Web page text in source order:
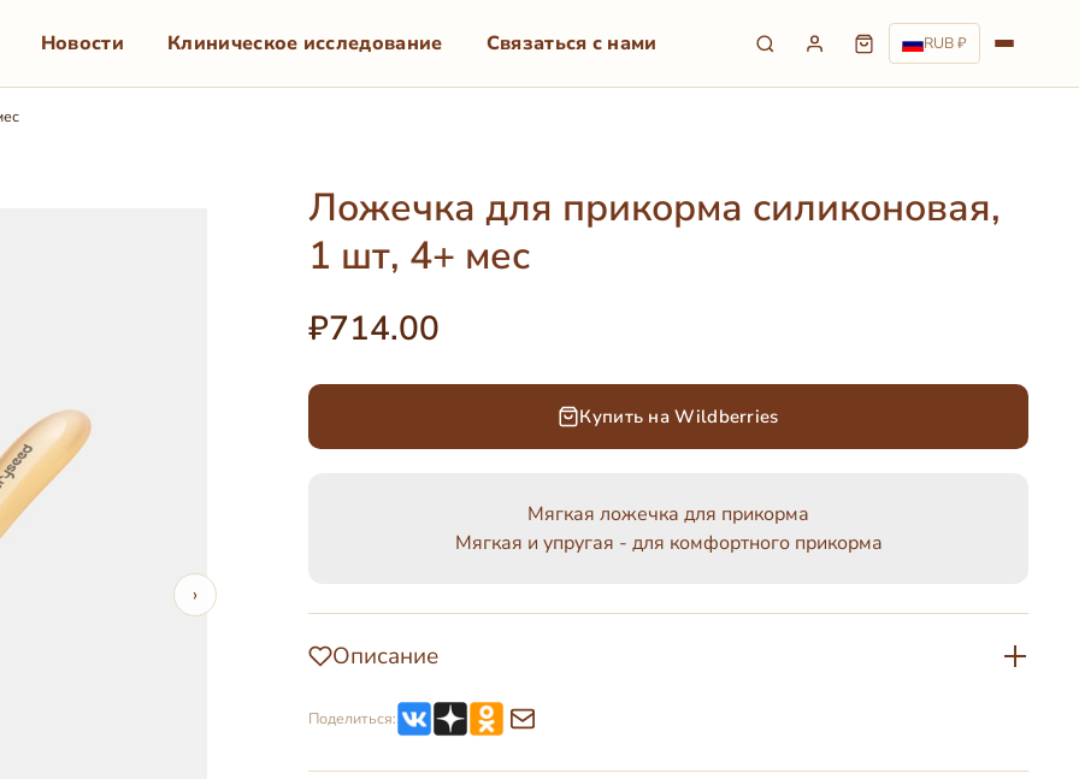
Новости Клиническое исследование Связаться с нами RUB ₽
›
Ложечка для прикорма силиконовая,
1 шт, 4+ мес
₽714.00
Купить на Wildberries
Мягкая ложечка для прикорма
Мягкая и упругая - для комфортного прикорма
Описание
Поделиться: